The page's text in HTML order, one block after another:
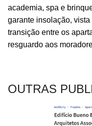
academia, spa e
garante insolação,
transição entre os
resguardo aos
OUTRAS